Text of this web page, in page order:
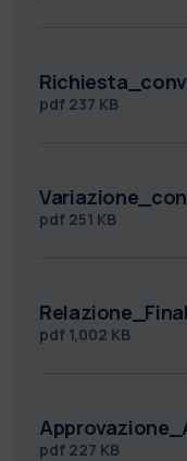
pdf 237 KB
pdf 251 KB
pdf 1,002 KB
pdf 227 KB